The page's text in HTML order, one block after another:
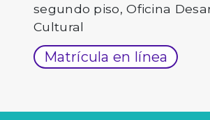
segundo piso, Oficina
Cultural
Matrícula en línea